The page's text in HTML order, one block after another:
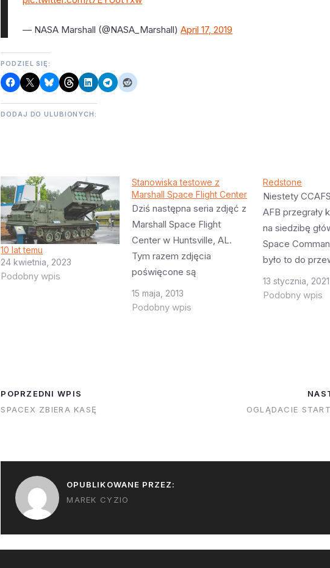
— NASA Marshall (@NASA_Marshall)April 17, 2019
PODZIEL SIĘ:
DODAJ DO ULUBIONYCH:
10 lat temu
24 kwietnia, 2023
Podobny wpis
Stanowiska testowe z
Marshall Space Flight Center
Dziś następna seria zdjęć z
Marshall Space Flight
Center w Huntsville, AL.
Tym razem zdjęcia
poświęcone są
stanowiskom na których
testowano rakiety i silniki
15 maja, 2013
Podobny wpis
Redstone
Niestety
AFB przegrały
na siedzibę
Space
było to do
lokalizacja na
obarczona jest
13 stycznia, 2021
Podobny wpis
POPRZEDNI WPIS
SPACEX ZBIERA KASĘ
OGLĄDACIE
OPUBLIKOWANE PRZEZ:
MAREK CYZIO